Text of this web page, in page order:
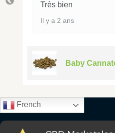
Très bien
Il y a 2 ans
Baby
French